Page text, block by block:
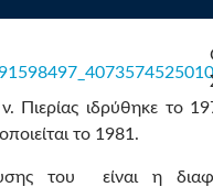
Πιερίας ιδρύθηκε το
το 1981.
του είναι η